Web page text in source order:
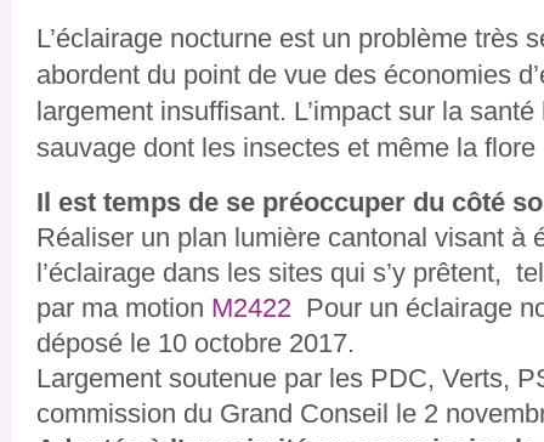
L’éclairage nocturne est un problème très
abordent du point de vue des économies
largement insuffisant. L’impact sur la
sauvage dont les insectes et même la
Il est temps de se préoccuper du côté
Réaliser un plan lumière cantonal visant à
l’éclairage dans les sites qui s’y prêtent,
par ma motion M2422 Pour un éclairage
déposé le 10 octobre 2017.
Largement soutenue par les PDC, Verts,
commission du Grand Conseil le 2